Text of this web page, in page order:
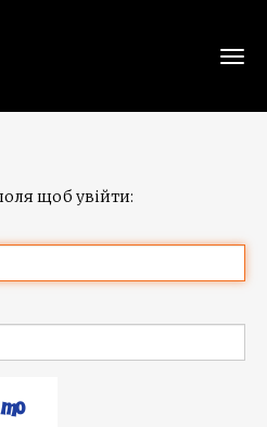
щоб увійти: